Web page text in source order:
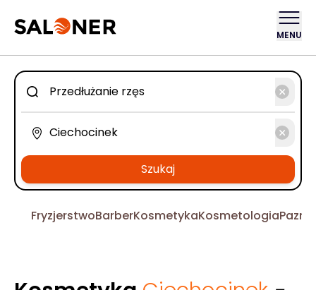
MENU
Szukaj
FryzjerstwoBarberKosmetykaKosmetologia